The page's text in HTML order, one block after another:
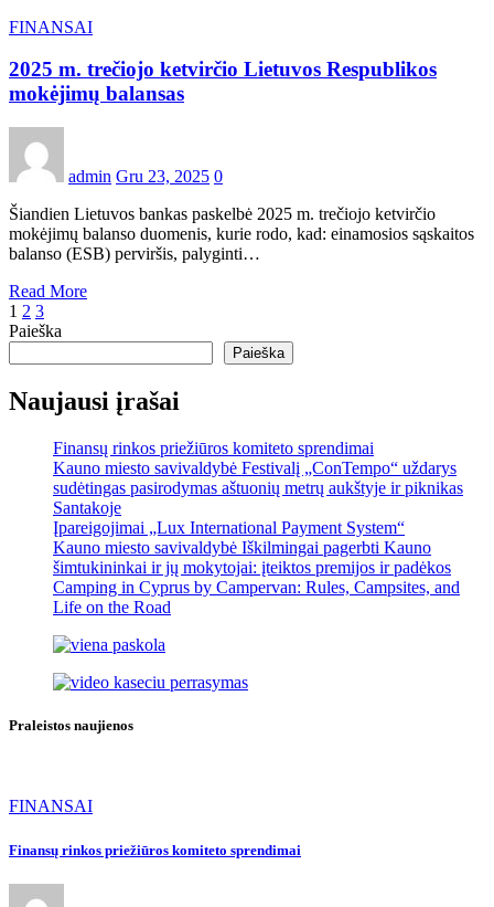
FINANSAI
2025 m. trečiojo ketvirčio Lietuvos Respublikos
mokėjimų balansas
admin Gru 23, 2025 0
Šiandien Lietuvos bankas paskelbė 2025 m. trečiojo ketvirčio
mokėjimų balanso duomenis, kurie rodo, kad: einamosios sąskaitos
balanso (ESB) perviršis, palyginti…
Read More
Įrašų
puslapiavimas
1 2 3
Paieška
Paieška
Naujausi įrašai
Finansų rinkos priežiūros komiteto sprendimai
Kauno miesto savivaldybė Festivalį „ConTempo“ uždarys
sudėtingas pasirodymas aštuonių metrų aukštyje ir piknikas
Santakoje
Įpareigojimai „Lux International Payment System“
Kauno miesto savivaldybė Iškilmingai pagerbti Kauno
šimtukininkai ir jų mokytojai: įteiktos premijos ir padėkos
Camping in Cyprus by Campervan: Rules, Campsites, and
Life on the Road
Praleistos naujienos
FINANSAI
Finansų rinkos priežiūros komiteto sprendimai